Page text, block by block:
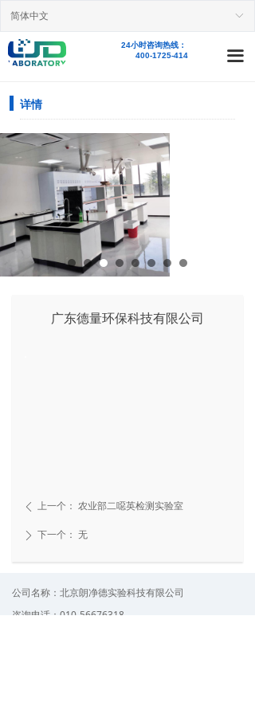
ꀅ
简体中文
끀
首页
新闻资讯
产品中心
关于我们
人才招聘
联系我们
24小时咨询热线：
400-1725-414
广东德量环保科技有限公司
ꄴ 上一个： 农业部二噁英检测实验室
ꄲ 下一个： 无
详情
公司名称： 北京朗净德实验科技有限公司
咨询电话： 010-56676318